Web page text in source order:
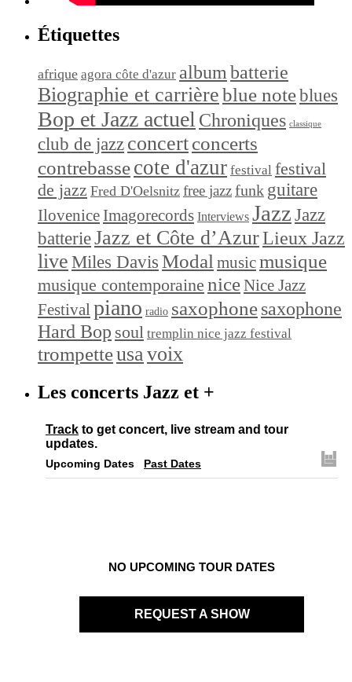
Étiquettes
afrique agora côte d'azur album batterie
Biographie et carrièreblue noteblues
Bop et Jazz actuel Chroniques classique
club de jazz concertconcerts
contrebassecote d'azur festival festival
de jazz Fred D'Oelsnitz free jazzfunk guitare
Ilovenice Imagorecords Interviews Jazz Jazz
batterieJazz et Côte d’AzurLieux Jazz
live Miles Davis Modal musicmusique
musique contemporaine niceNice Jazz
Festivalpiano radio saxophonesaxophone
Hard Bop soul tremplin nice jazz festival
trompetteusavoix
Les concerts Jazz et +
Track to get concert, live stream and tour
updates.
Upcoming Dates Past Dates
NO UPCOMING TOUR DATES
REQUEST A SHOW